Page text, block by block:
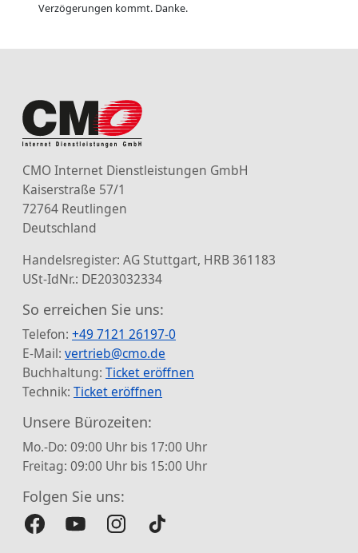
Verzögerungen kommt. Danke.
CMO Internet Dienstleistungen GmbH
Kaiserstraße 57/1
72764 Reutlingen
Deutschland
Handelsregister: AG Stuttgart, HRB 361183
USt-IdNr.: DE203032334
So erreichen Sie uns:
Telefon: +49 7121 26197-0
E-Mail: vertrieb@cmo.de
Buchhaltung: Ticket eröffnen
Technik: Ticket eröffnen
Unsere Bürozeiten:
Mo.-Do: 09:00 Uhr bis 17:00 Uhr
Freitag: 09:00 Uhr bis 15:00 Uhr
Folgen Sie uns: